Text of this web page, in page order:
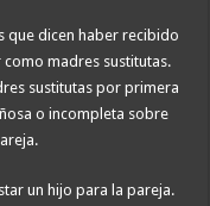
que dicen haber recibido
madres sustitutas.
sustitutas por primera
o incompleta sobre
un hijo para la pareja.